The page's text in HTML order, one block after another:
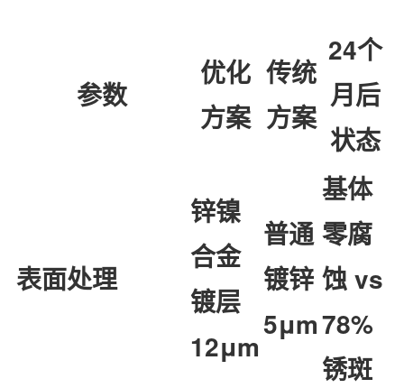
参数
优化
方案
传统
方案
24个
月后
状态
表面处理
锌镍
合金
镀层
12μm
普通
镀锌
5μm
基体
零腐
蚀 vs
78%
锈斑